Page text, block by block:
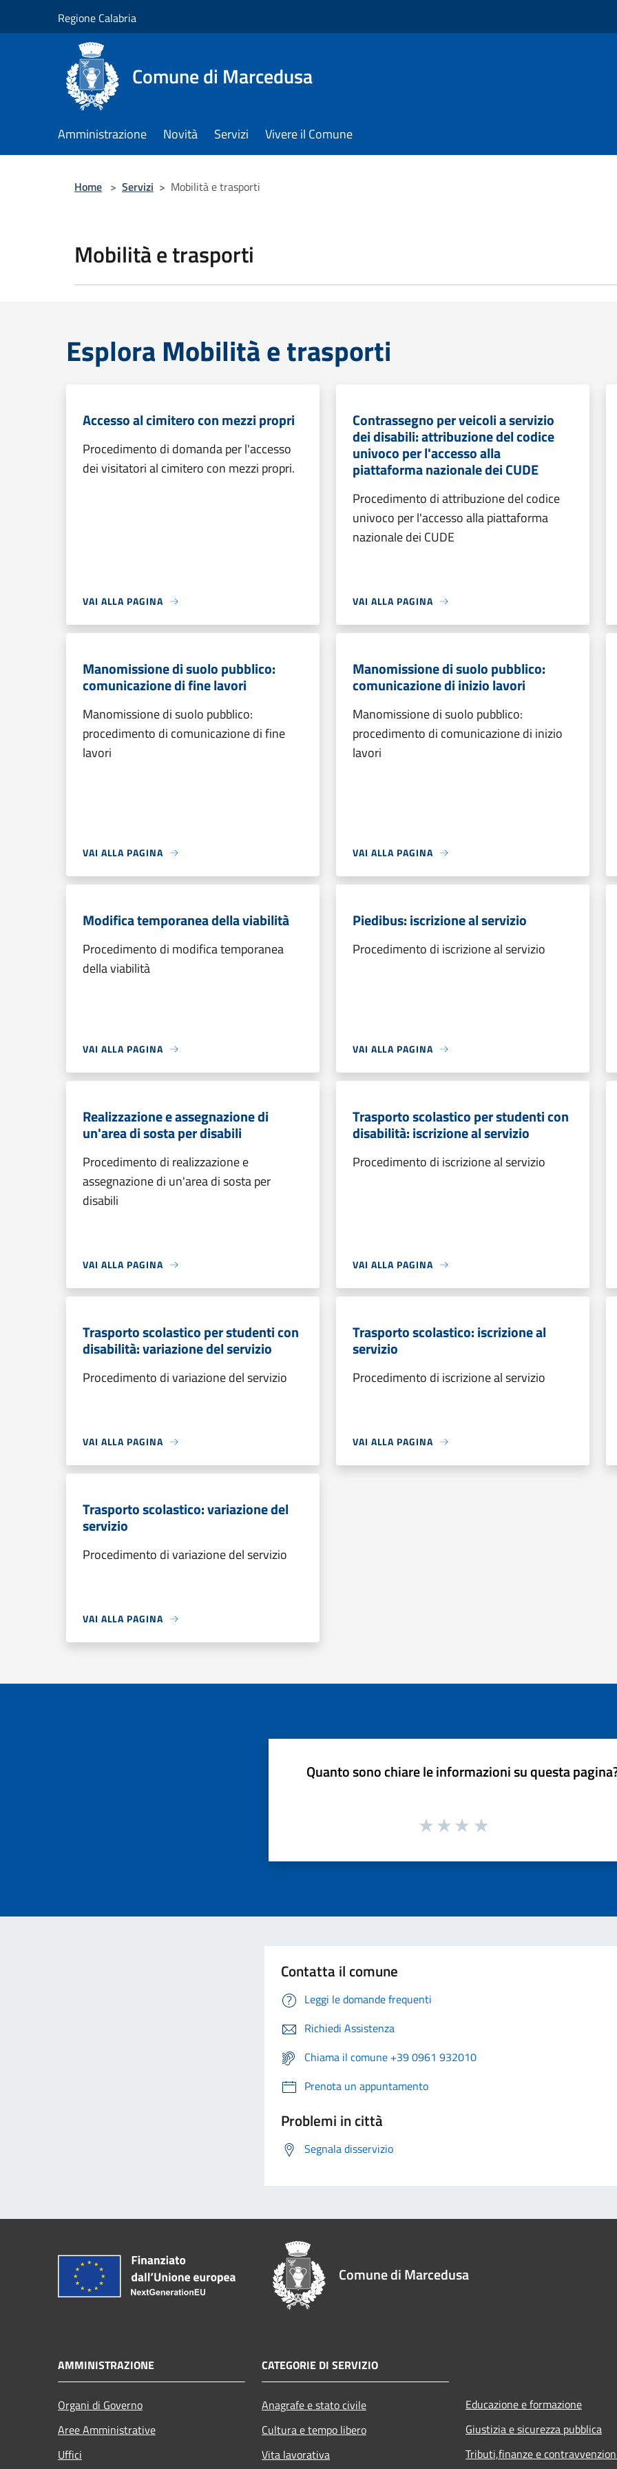
Regione Calabria
Comune di Marcedusa
Amministrazione Novità Servizi Vivere il Comune
Home > Servizi > Mobilità e trasporti
Mobilità e trasporti
Esplora Mobilità e trasporti
Accesso al cimitero con mezzi propri
Procedimento di domanda per l'accesso
dei visitatori al cimitero con mezzi propri.
VAI ALLA PAGINA
Contrassegno per veicoli a servizio
dei disabili: attribuzione del codice
univoco per l'accesso alla
piattaforma nazionale dei CUDE
Procedimento di attribuzione del codice
univoco per l'accesso alla piattaforma
nazionale dei CUDE
VAI ALLA PAGINA
Manomissione di suolo pubblico:
comunicazione di fine lavori
Manomissione di suolo pubblico:
procedimento di comunicazione di fine
lavori
VAI ALLA PAGINA
Manomissione di suolo pubblico:
comunicazione di inizio lavori
Manomissione di suolo pubblico:
procedimento di comunicazione di inizio
lavori
VAI ALLA PAGINA
Modifica temporanea della viabilità
Procedimento di modifica temporanea
della viabilità
VAI ALLA PAGINA
Piedibus: iscrizione al servizio
Procedimento di iscrizione al servizio
VAI ALLA PAGINA
Realizzazione e assegnazione di
un'area di sosta per disabili
Procedimento di realizzazione e
assegnazione di un'area di sosta per
disabili
VAI ALLA PAGINA
Trasporto scolastico per studenti con
disabilità: iscrizione al servizio
Procedimento di iscrizione al servizio
VAI ALLA PAGINA
Trasporto scolastico per studenti con
disabilità: variazione del servizio
Procedimento di variazione del servizio
VAI ALLA PAGINA
Trasporto scolastico: iscrizione al
servizio
Procedimento di iscrizione al servizio
VAI ALLA PAGINA
Trasporto scolastico: variazione del
servizio
Procedimento di variazione del servizio
VAI ALLA PAGINA
Quanto sono chiare le informazioni su questa
Contatta il comune
Leggi le domande frequenti
Richiedi Assistenza
Chiama il comune +39 0961 932010
Prenota un appuntamento
Problemi in città
Segnala disservizio
Comune di Marcedusa
AMMINISTRAZIONE
Organi di Governo
Aree Amministrative
Uffici
CATEGORIE DI SERVIZIO
Anagrafe e stato civile
Cultura e tempo libero
Vita lavorativa
Educazione e formazione
Giustizia e sicurezza pubblica
Tributi,finanze e